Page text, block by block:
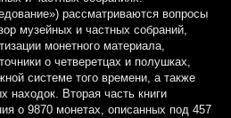
рассматриваются вопросы
музейных и частных собраний,
монетного материала,
о четверетцах и полушках,
системе того времени, а также
находок. Вторая часть книги
о 9870 монетах, описанных под 457